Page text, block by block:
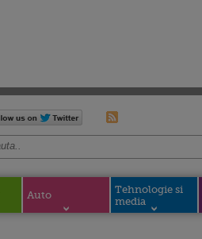
Auto
Tehnologie si
media